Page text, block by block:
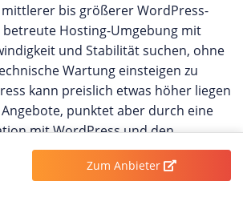
bis größerer WordPress-
betreute Hosting-Umgebung mit
und Stabilität suchen, ohne
Wartung einsteigen zu
kann preislich etwas höher liegen
punktet aber durch eine
mit WordPress und den
der Plattform.
Zum Anbieter